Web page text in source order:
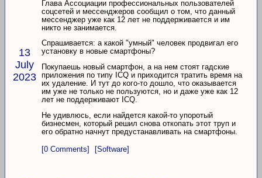
13
July
2023
Глава Ассоциации профессиональных пользователей
соцсетей и мессенджеров сообщил о том, что данный
мессенджер уже как 12 лет не поддерживается и им
никто не занимается.
Спрашивается: а какой "умный" человек продвигал его
установку в новые смартфоны?
Покупаешь новый смартфон, а на нем стоят гадские
приложения по типу ICQ и приходится тратить время на
их удаление. И тут до кого-то дошло, что оказывается
им уже не только не пользуются, но и даже уже как 12
лет не поддерживают ICQ.
Не удивлюсь, если найдется какой-то упоротый
бизнесмен, который решил снова откопать этот труп и
его обратно начнут предустанавливать на смартфоны.
[0 Comments]
[Software]